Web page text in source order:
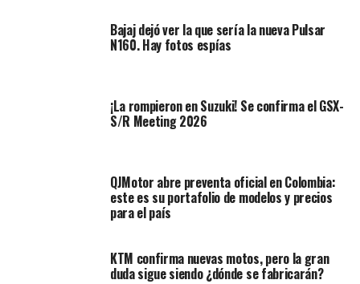
Bajaj dejó ver la que sería la nueva Pulsar
N160. Hay fotos espías
¡La rompieron en Suzuki! Se confirma el GSX-
S/R Meeting 2026
QJMotor abre preventa oficial en Colombia:
este es su portafolio de modelos y precios
para el país
KTM confirma nuevas motos, pero la gran
duda sigue siendo ¿dónde se fabricarán?